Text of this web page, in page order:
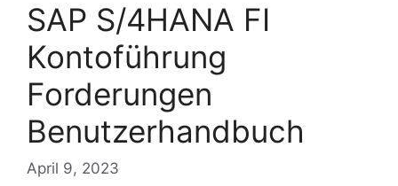
SAP S/4HANA FI
Kontoführung
Forderungen
Benutzerhandbuch
April 9, 2023